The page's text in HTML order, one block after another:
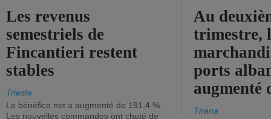
Les revenus
semestriels de
Fincantieri restent
stables
Trieste
Le bénéfice net a augmenté de 191,4 %.
Les nouvelles commandes ont chuté de
Au
trimestre,
ports
augmenté
Tirana